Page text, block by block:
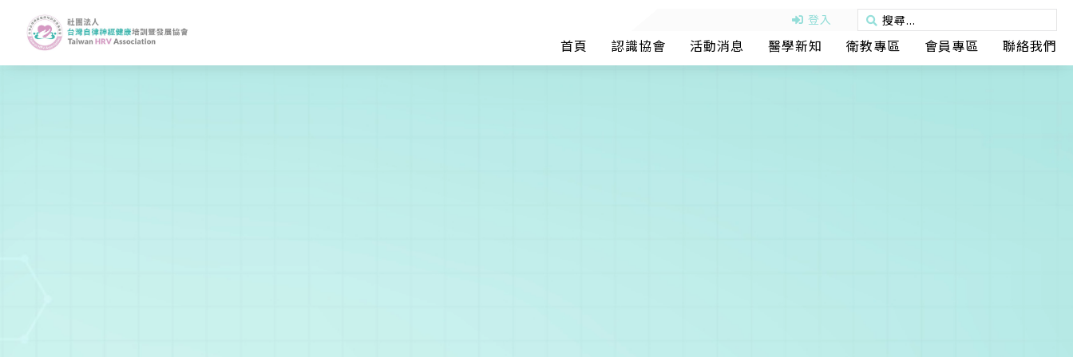
登入
首頁 認識協會 活動消息 醫學新知 衛教專區 會員專區 聯絡我們